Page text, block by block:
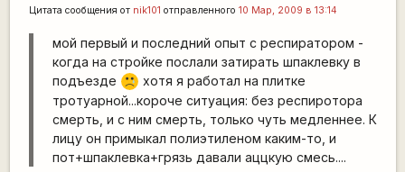
Цитата сообщения от nik101 отправленного 10 Мар, 2009 в 13:14
мой первый и последний опыт с респиратором -
когда на стройке послали затирать шпаклевку в
подъезде :'( хотя я работал на плитке
тротуарной...короче ситуация: без респиротора
смерть, и с ним смерть, только чуть медленнее. К
лицу он примыкал полиэтиленом каким-то, и
пот+шпаклевка+грязь давали аццкую смесь....